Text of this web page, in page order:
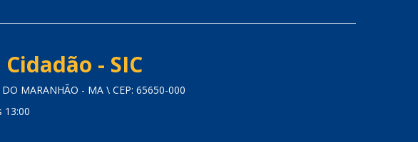
- SIC
MARANHÃO - MA \ CEP: 65650-000
13:00